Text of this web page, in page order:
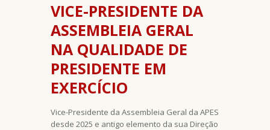
VICE-PRESIDENTE DA
ASSEMBLEIA GERAL
NA QUALIDADE DE
PRESIDENTE EM
EXERCÍCIO
Vice-Presidente da Assembleia Geral da APES
desde 2025 e antigo elemento da sua Direção